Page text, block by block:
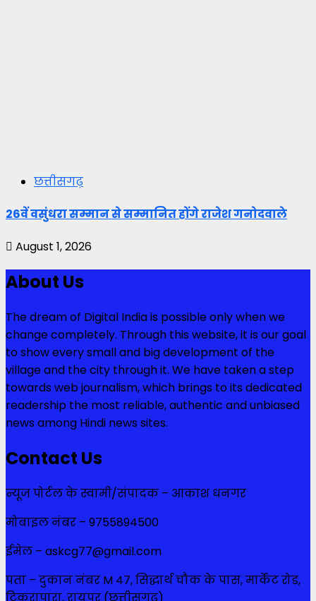
छत्तीसगढ़
26वें वसुंधरा सम्मान से सम्मानित होंगे राजेश गनोदवाले
August 1, 2026
About Us
The dream of Digital India is possible only when we
change completely. Through this website, it is our goal
to show every small and big development of the
village and the city through it. We have taken a step
towards web journalism, which brings to its dedicated
readership the most reliable, authentic and unbiased
news among Hindi news sites.
Contact Us
न्यूज पोर्टल के स्वामी/संपादक – आकाश धनगर
मोबाइल नंबर – 9755894500
ईमेल – askcg77@gmail.com
पता – दुकान नंबर M 47, सिद्धार्थ चौक के पास, मार्केट रोड,
टिकरापारा, रायपुर (छत्तीसगढ़)